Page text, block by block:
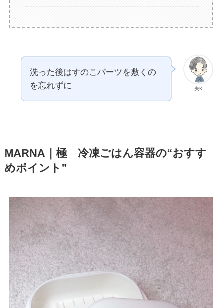
夫K
洗った後はすのこパーツを敷くの
を忘れずに
MARNA｜極 冷凍ごはん容器の“おすす
めポイント”